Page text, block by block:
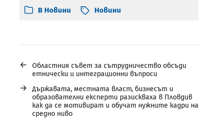
В Новини Новини
←
Областния съвет за сътрудничество обсъди
етнически и интеграционни въпроси
→
Държавата, местната власт, бизнесът и
образователни експерти разискваха в Пловдив
как да се мотивират и обучат нужните кадри на
средно ниво